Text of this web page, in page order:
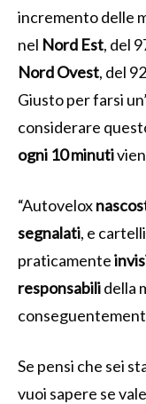
incremento delle
nel Nord Est, del
Nord Ovest, del
Giusto per farsi
considerare
ogni 10 minuti
“Autovelox
segnalati, e
praticamente
responsabilidella
Se pensi che sei
vuoi sapere se